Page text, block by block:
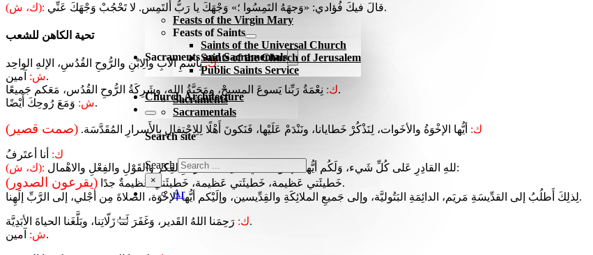
Feasts of the Virgin Mary
Feasts of Saints
Saints of the Universal Church
Saints of the Church of Jerusalem
Public Saints Service
Sacraments and Sacramentals
Sacraments
Sacramentals
Church Architecture
Search site
Search
×
Ar
(ك، ش): قالَ فيكَ فُؤادي: «وَجهَهُ التَمِسُوا ؛» وَجْهَكَ يا رَبُّ ألتَمِس. لا تَحْجُبْ وَجْهَكَ عَنِّي.
تحية الكاهن للشعب
ك:بِاسْمِ الآبِ والِابْنِ والرُّوحِ القُدُسِ، الإلهِ الواحِد.
ش:آمين.
ك:نِعْمَةُ رَبِّنا يَسوعَ المسيحْ، ومَحَبَّةُ الله، وشَرِكَةُ الرُّوحِ القُدُس، مَعَكم جَميعًا.
ش:وَمَعَ رُوحِكَ أَيْضًا.
ك: أيُّها الإخْوَةُ والأخَوات، لِنَذْكُرْ خَطايانا، ونَنْدَمْ عَلَيْها، فَنَكونَ أَهْلًا لِلِاحْتِفالِ بِالأَسرارِ المُقَدَّسَة. (صمت قصير)
ك: أنا أعتَرفُ
(ك، ش):
للهِ القادِرِ عَلى كُلِّ شَيء، وَلَكُم أيُّها الإخوة، بأنِّي خَطِئْتُ كَثيرًا، بِالفِكرِ والقَوْلِ والفِعْلِ والاهْمال:
(يقرعون الصدور)
خَطيئَتي عَظيمة، خَطيئَتي عَظيمة، خَطيئَتي عَظيمةٌ جدًا.
لِذلِكَ أَطلُبُ إلى القدِّيسَةِ مَريَم، الدائِمَةِ البَتُوليَّة، وإلى جَميعِ الملائِكَةِ والقِدِّيسين، وإلَيْكم أيُّها الإخْوَة، الصلاةَ مِن أجْلي، إلى الرَّبِّ إلَهِنا.
ك:رَحِمَنا اللهُ القَدير، وَغَفَرَ لَنا زَلّاتِنا، وبَلَّغَنا الحياةَ الأبَدِيَّة.
ش:آمين.